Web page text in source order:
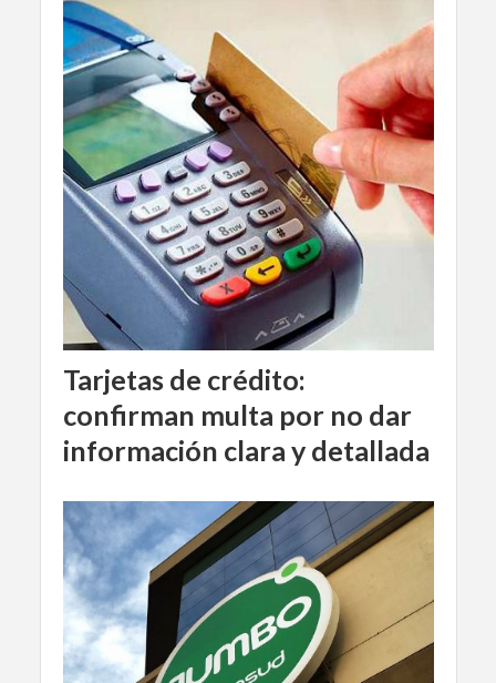
Tarjetas de crédito:
confirman multa por no dar
información clara y detallada